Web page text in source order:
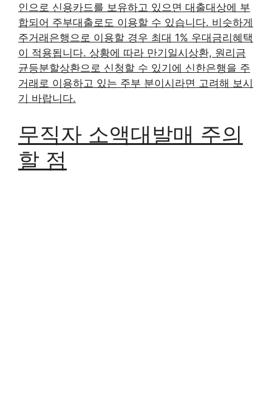
인으로 신용카드를 보유하고 있으면 대출대상에 부
합되어 주부대출로도 이용할 수 있습니다. 비슷하게
주거래은행으로 이용할 경우 최대 1% 우대금리혜택
이 적용됩니다. 상황에 따라 만기일시상환, 원리금
균등분할상환으로 신청할 수 있기에 신한은행을 주
거래로 이용하고 있는 주부 분이시라면 고려해 보시
기 바랍니다.
무직자 소액대발매 주의
할 점